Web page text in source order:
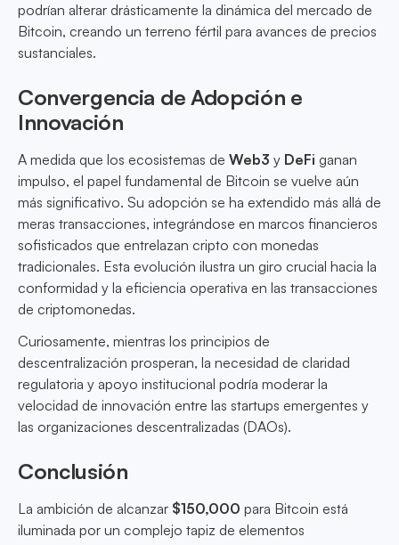
podrían alterar drásticamente la dinámica del mercado de
Bitcoin, creando un terreno fértil para avances de precios
sustanciales.
Convergencia de Adopción e
Innovación
A medida que los ecosistemas de Web3 y DeFi ganan
impulso, el papel fundamental de Bitcoin se vuelve aún
más significativo. Su adopción se ha extendido más allá de
meras transacciones, integrándose en marcos financieros
sofisticados que entrelazan cripto con monedas
tradicionales. Esta evolución ilustra un giro crucial hacia la
conformidad y la eficiencia operativa en las transacciones
de criptomonedas.
Curiosamente, mientras los principios de
descentralización prosperan, la necesidad de claridad
regulatoria y apoyo institucional podría moderar la
velocidad de innovación entre las startups emergentes y
las organizaciones descentralizadas (DAOs).
Conclusión
La ambición de alcanzar $150,000 para Bitcoin está
iluminada por un complejo tapiz de elementos